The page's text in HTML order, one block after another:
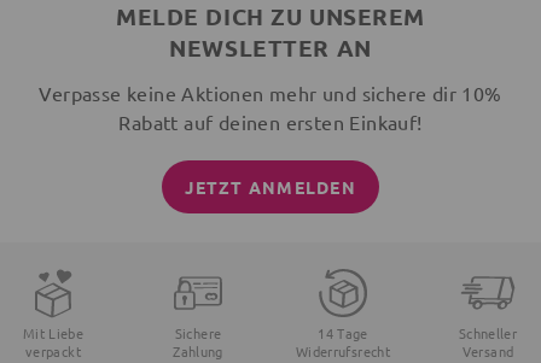
MELDE DICH ZU UNSEREM
NEWSLETTER AN
Verpasse keine Aktionen mehr und sichere dir 10%
Rabatt auf deinen ersten Einkauf!
JETZT ANMELDEN
Mit Liebe
verpackt
Sichere
Zahlung
14 Tage
Widerrufsrecht
Schneller
Versand